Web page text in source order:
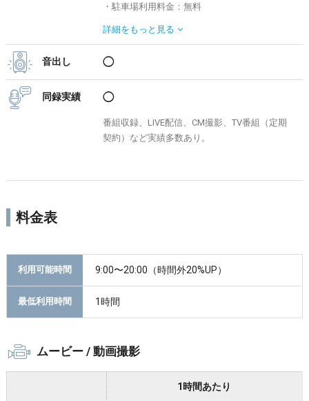
・駐車場利用料金：無料
場のご用意があります。
詳細を もっと見る
音出し ◯
同録実績 ◯
番組収録、LIVE配信、CM撮影、TV番組（定期
契約）など実績多数あり。
料金表
利用可能時間 9:00〜20:00（時間外20%UP）
最低利用時間 1時間
ムービー / 動画撮影
1時間あたり